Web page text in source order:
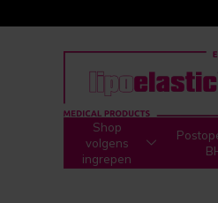
Shop
volgens
ingrepen